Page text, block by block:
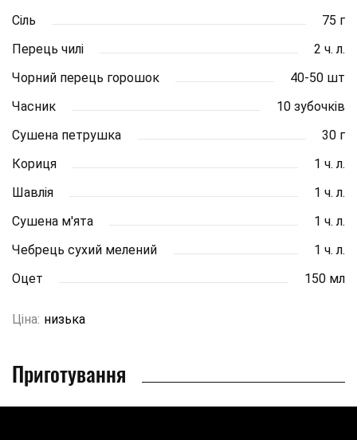
Сіль
75 г
Перець чилі
2 ч. л.
Чорний перець горошок
40-50 шт
Часник
10 зубочків
Сушена петрушка
30 г
Кориця
1 ч. л.
Шавлія
1 ч. л.
Сушена м'ята
1 ч. л.
Чебрець сухий мелений
1 ч. л.
Оцет
150 мл
Ціна: низька
Приготування